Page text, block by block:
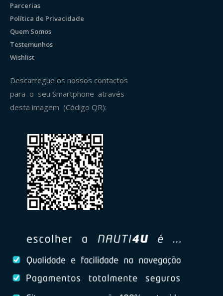
Parcerias
Política de Privacidade
Quem Somos
Testemunhos
Wishlist
Descarregue os nossos contactos
para o seu Smartphone através
desta imagem (Código QR):